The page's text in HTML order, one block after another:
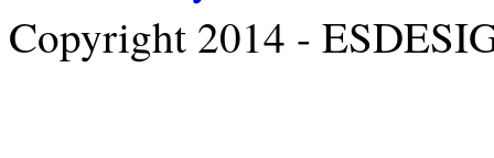
Copyright 2014 -